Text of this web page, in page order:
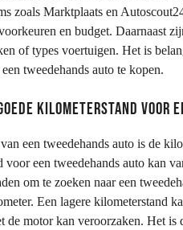
zoals Marktplaats en
en budget. Daarnaast
of types voertuigen. Het is
tweedehands auto te kopen.
kilometerstand voor
een tweedehands auto is de
voor een tweedehands auto kan
om te zoeken naar een
Een lagere kilometerstand
de motor kan veroorzaken. Het